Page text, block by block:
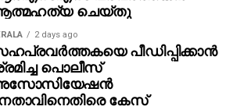
ഗ്ലോബല്‍ ബിസിനസ്
തുടങ്ങി നിരവധി
ഗ്രൂപ്പ് കരസ്ഥമാക്കിയിട്ടുണ്ട്.
ചെയ്തു
2 days ago
പീഡിപ്പിക്കാന്‍
പൊലീസ്
കേസ്